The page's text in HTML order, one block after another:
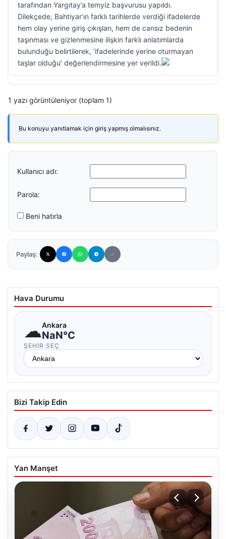
tarafından Yargıtay’a temyiz başvurusu yapıldı.
Dilekçede, Bahtiyar’ın farklı tarihlerde verdiği ifadelerde
hem olay yerine giriş çıkışları, hem de cansız bedenin
taşınması ve gizlenmesine ilişkin farklı anlatımlarda
bulunduğu belirtilerek, ‘ifadelerinde yerine oturmayan
taşlar olduğu’ değerlendirmesine yer verildi.
1 yazı görüntüleniyor (toplam 1)
Bu konuyu yanıtlamak için giriş yapmış olmalısınız.
Kullanıcı adı:
Parola:
Beni hatırla
Paylaş:
Hava Durumu
☁Ankara
NaN°C
ŞEHIR SEÇ
Bizi Takip Edin
Yan Manşet